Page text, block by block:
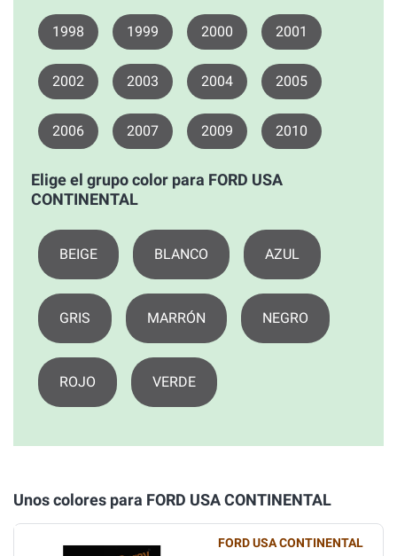
1998 1999 2000 2001
2002 2003 2004 2005
2006 2007 2009 2010
Elige el grupo color para FORD USA
CONTINENTAL
BEIGE BLANCO AZUL
GRIS MARRÓN NEGRO
ROJO VERDE
Unos colores para FORD USA CONTINENTAL
FORD USA CONTINENTAL